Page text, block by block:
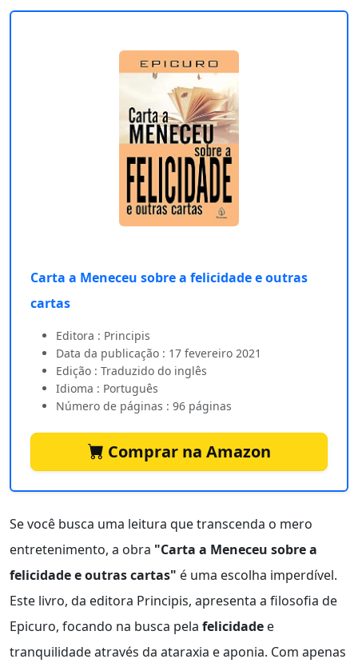
Carta a Meneceu sobre a felicidade e outras
cartas
Editora : Principis
Data da publicação : 17 fevereiro 2021
Edição : Traduzido do inglês
Idioma : Português
Número de páginas : 96 páginas
Comprar na Amazon
Se você busca uma leitura que transcenda o mero
entretenimento, a obra "Carta a Meneceu sobre a
felicidade e outras cartas" é uma escolha imperdível.
Este livro, da editora Principis, apresenta a filosofia de
Epicuro, focando na busca pela felicidade e
tranquilidade através da ataraxia e aponia. Com apenas